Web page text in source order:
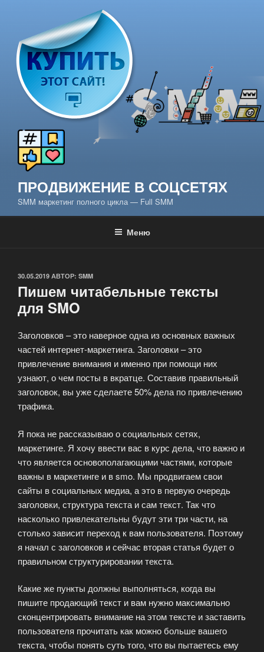
содержимому
ПРОДВИЖЕНИЕ В СОЦСЕТЯХ
SMM маркетинг полного цикла — Full SMM
Меню
ОПУБЛИКОВАНО
30.05.2019 АВТОР: SMM
Пишем читабельные тексты
для SMO
Заголовков – это наверное одна из основных важных
частей интернет-маркетинга. Заголовки – это
привлечение внимания и именно при помощи них
узнают, о чем посты в вкратце. Составив правильный
заголовок, вы уже сделаете 50% дела по привлечению
трафика.
Я пока не рассказываю о социальных сетях,
маркетинге. Я хочу ввести вас в курс дела, что важно и
что является основополагающими частями, которые
важны в маркетинге и в smo. Мы продвигаем свои
сайты в социальных медиа, а это в первую очередь
заголовки, структура текста и сам текст. Так что
насколько привлекательны будут эти три части, на
столько зависит переход к вам пользователя. Поэтому
я начал с заголовков и сейчас вторая статья будет о
правильном структурировании текста.
Какие же пункты должны выполняться, когда вы
пишите продающий текст и вам нужно максимально
сконцентрировать внимание на этом тексте и заставить
пользователя прочитать как можно больше вашего
текста, чтобы понять суть того, что вы пытаетесь ему